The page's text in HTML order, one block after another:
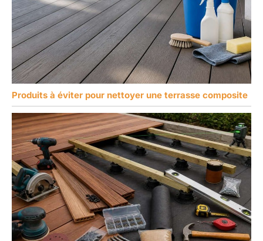
Produits à éviter pour nettoyer une terrasse composite